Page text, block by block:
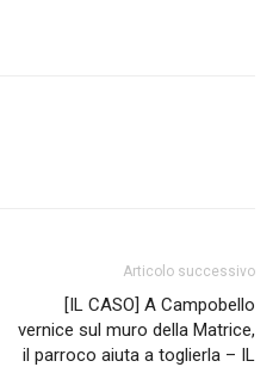
Articolo successivo
[IL CASO] A Campobello
vernice sul muro della Matrice,
il parroco aiuta a toglierla – IL